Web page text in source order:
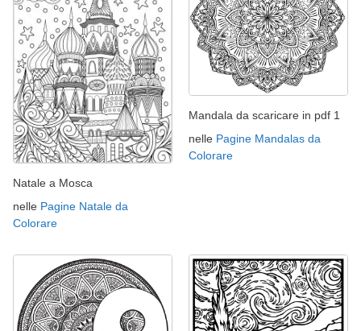
Natale a Mosca
nelle Pagine Natale da
Colorare
Mandala da scaricare in pdf 1
nelle Pagine Mandalas da
Colorare